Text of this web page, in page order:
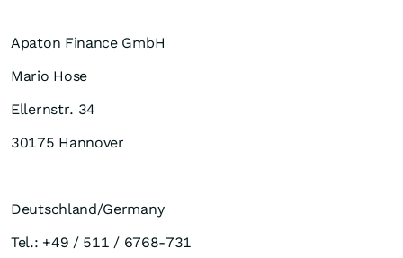
Apaton Finance GmbH
Mario Hose
Ellernstr. 34
30175 Hannover
Deutschland/Germany
Tel.: +49 / 511 / 6768-731